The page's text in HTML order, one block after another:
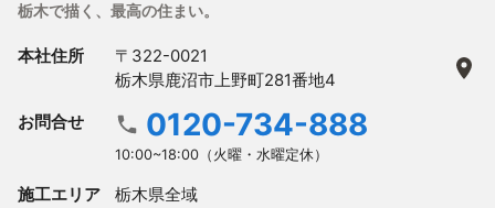
栃木で描く、最高の住まい。
本社住所
〒322-0021
栃木県鹿沼市上野町281番地4
お問合せ 0120-734-888
10:00~18:00（火曜・水曜定休）
施工エリア 栃木県全域